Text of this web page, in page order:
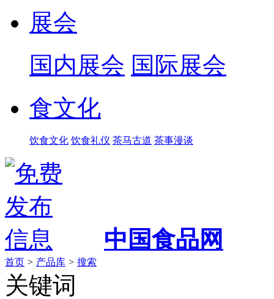
展会
国内展会 国际展会
食文化
饮食文化 饮食礼仪 茶马古道 茶事漫谈
中国食品网
首页 > 产品库 > 搜索
关键词